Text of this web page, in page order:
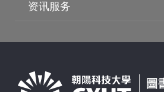
资讯服务